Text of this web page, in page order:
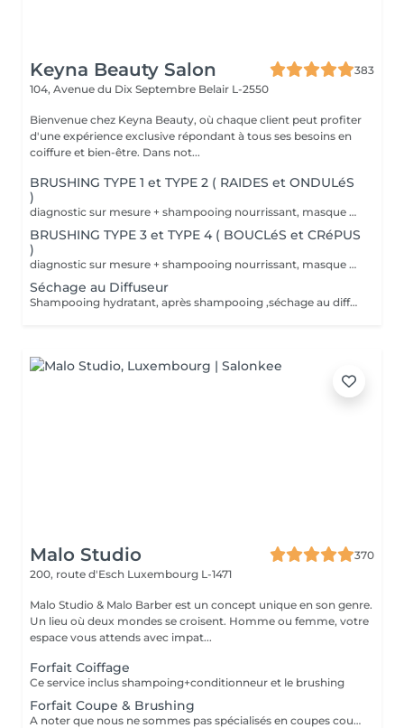
Keyna Beauty Salon
383
104, Avenue du Dix Septembre Belair L-2550
Bienvenue chez Keyna Beauty, où chaque client peut profiter
d'une expérience exclusive répondant à tous ses besoins en
coiffure et bien-être. Dans not...
BRUSHING TYPE 1 et TYPE 2 ( RAIDES et ONDULéS
)
diagnostic sur mesure + shampooing nourrissant, masque hydratant ,coiffage sérum et fixation finale. Important: cheveux sans tresse ni noeuds à l'arrivée; tout noeuds ou tressage entraîne l'annulation et 50% de la prestation est retenu. Toute arrivée retardée de 15-30 minutes ou plus entraînera l'annulation automatique du rendez-vous.
BRUSHING TYPE 3 et TYPE 4 ( BOUCLéS et CRéPUS
)
diagnostic sur mesure + shampooing nourrissant, masque hydratant ,coiffage sérum et fixation finale. Important: cheveux sans tresse ni noeuds à l'arrivée; tout noeuds ou tressage entraîne l'annulation et 50% de la prestation est retenu. Toute arrivée retardée de 15-30 minutes ou plus entraînera l'annulation automatique du rendez-vous.
Séchage au Diffuseur
Shampooing hydratant, après shampooing ,séchage au diffuseur sérum et fixation finale. Important: cheveux sans tresse ni nud à l'arrivée; tout nud ou tressage entraîne l'annulation et 50% de la prestation est retenu. Toute arrivée retardée de 15-30 minutes ou plus entraînera l'annulation automatique du rendez-vous.
Malo Studio
370
200, route d'Esch Luxembourg L-1471
Malo Studio & Malo Barber est un concept unique en son genre.
Un lieu où deux mondes se croisent. Homme ou femme, votre
espace vous attends avec impat...
Forfait Coiffage
Ce service inclus shampoing+conditionneur et le brushing
Forfait Coupe & Brushing
A noter que nous ne sommes pas spécialisés en coupes courtes.